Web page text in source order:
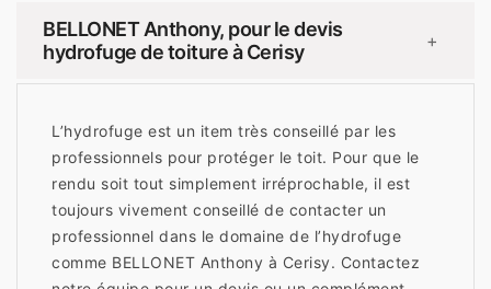
BELLONET Anthony, pour le devis
hydrofuge de toiture à Cerisy
+
L’hydrofuge est un item très conseillé par les
professionnels pour protéger le toit. Pour que le
rendu soit tout simplement irréprochable, il est
toujours vivement conseillé de contacter un
professionnel dans le domaine de l’hydrofuge
comme BELLONET Anthony à Cerisy. Contactez